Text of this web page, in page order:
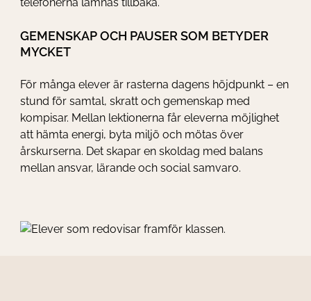
GEMENSKAP OCH PAUSER SOM BETYDER
MYCKET
För många elever är rasterna dagens höjdpunkt – en
stund för samtal, skratt och gemenskap med
kompisar. Mellan lektionerna får eleverna möjlighet
att hämta energi, byta miljö och mötas över
årskurserna. Det skapar en skoldag med balans
mellan ansvar, lärande och social samvaro.